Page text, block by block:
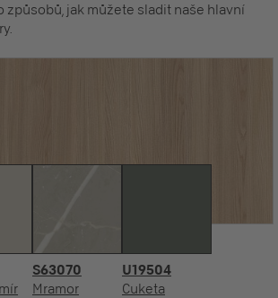
způsobů, jak můžete sladit naše hlavní
S63070
Mramor
U19504
Cuketa